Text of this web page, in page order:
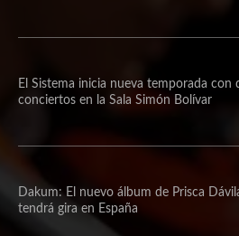
El Sistema inicia nueva temporada con
conciertos en la Sala Simón Bolívar
Dakum: El nuevo álbum de Prisca
tendrá gira en España